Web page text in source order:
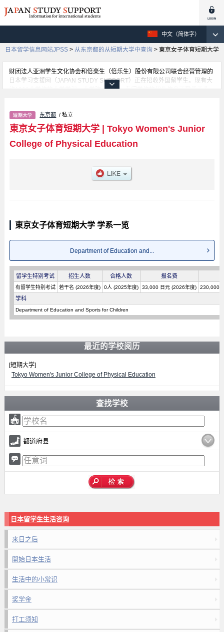
中文（简体字）
日本留学信息网站JPSS > 从东京都的从短期大学中查询 > 東京女子体育短期大学
财团法人亚洲学生文化协会和倍楽生（倍乐生）股份有限公司联合经营管理的
日本学习支援网（JAPAN STUDY SUPPORT）正在招收外国留学生。现有大
约1300个学校的大学学部、大学院、短大、专门学校的招生信息正登载于此
Education and Sports for Children 学部等各学部的不同信息。招收名额、合
格人数等考试信息，以及设施介绍、联系方式等外国留学生必要的信息都登载
于此，请务必查阅和利用此网。
东京都 / 私立
東京女子体育短期大学| Tokyo Women's Junior
College of Physical Education
東京女子体育短期大学 学系一览
Department of Education and...
留学生特别考试 招生人数 合格人数 报名费
有留学生特别考试 若干名 (2026年度) 0人 (2025年度) 33,000 日元 (2026年度) 230,000
学科
Department of Education and Sports for Children
最近的学校阅历
[短期大学]
Tokyo Women's Junior College of Physical Education
查找学校
都道府县
日本留学生生活咨询
来日之后
開始日本生活
生活中的小常识
奖学金
打工须知